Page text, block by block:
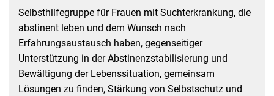
Selbsthilfegruppe für Frauen mit Suchterkrankung, die
abstinent leben und dem Wunsch nach
Erfahrungsaustausch haben, gegenseitiger
Unterstützung in der Abstinenzstabilisierung und
Bewältigung der Lebenssituation, gemeinsam
Lösungen zu finden, Stärkung von Selbstschutz und